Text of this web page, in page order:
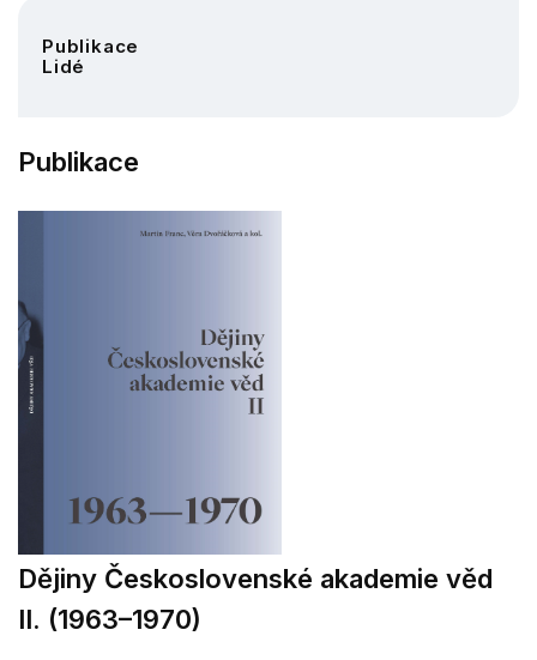
Publikace
Lidé
Publikace
Dějiny Československé akademie věd
II. (1963–1970)